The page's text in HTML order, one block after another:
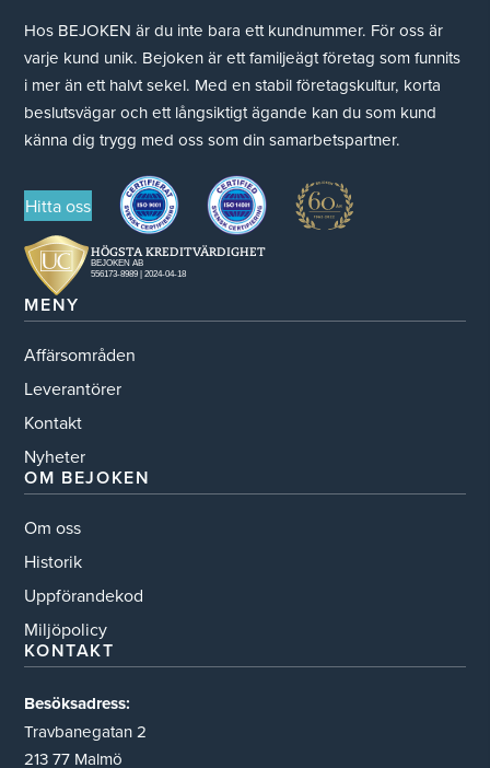
Hos BEJOKEN är du inte bara ett kundnummer. För oss är
varje kund unik. Bejoken är ett familjeägt företag som funnits
i mer än ett halvt sekel. Med en stabil företagskultur, korta
beslutsvägar och ett långsiktigt ägande kan du som kund
känna dig trygg med oss som din samarbetspartner.
Hitta oss
MENY
Affärsområden
Leverantörer
Kontakt
Nyheter
OM BEJOKEN
Om oss
Historik
Uppförandekod
Miljöpolicy
KONTAKT
Besöksadress:
Travbanegatan 2
213 77 Malmö